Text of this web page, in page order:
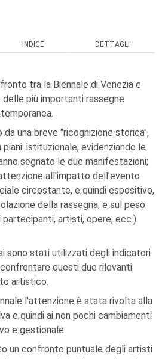
INDICE DETTAGLI
tra la Biennale di Venezia e
più importanti rassegne
una breve "ricognizione storica",
istituzionale, evidenziando le
segnato le due manifestazioni;
all'impatto dell'evento
circostante, e quindi espositivo,
della rassegna, e sul peso
artisti, opere, ecc.)
sono stati utilizzati degli indicatori
questi due rilevanti
artistico.
l'attenzione è stata rivolta alla
e quindi ai non pochi cambiamenti
e gestionale.
un confronto puntuale degli artisti